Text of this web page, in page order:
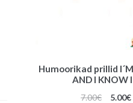
Humoorikad prillid
AND I KNOW
7.00€
Algne
5.00€